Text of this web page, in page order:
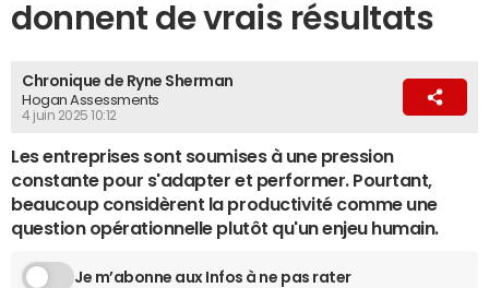
donnent de vrais résultats
Chronique de Ryne Sherman
Hogan Assessments
4 juin 2025 10:12
Les entreprises sont soumises à une pression
constante pour s'adapter et performer. Pourtant,
beaucoup considèrent la productivité comme une
question opérationnelle plutôt qu'un enjeu humain.
Je m’abonne aux Infos à ne pas rater